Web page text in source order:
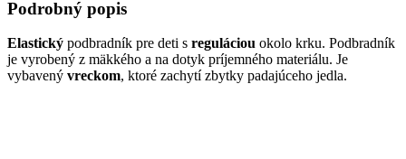
Podrobný popis
Elastický podbradník pre deti s reguláciou okolo krku. Podbradník
je vyrobený z mäkkého a na dotyk príjemného materiálu. Je
vybavený vreckom, ktoré zachytí zbytky padajúceho jedla.